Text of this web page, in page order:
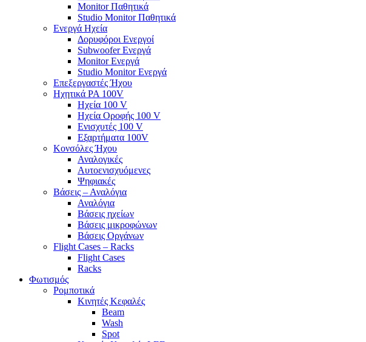
Monitor Παθητικά
Studio Monitor Παθητικά
Ενεργά Ηχεία
Δορυφόροι Ενεργοί
Subwoofer Ενεργά
Monitor Ενεργά
Studio Monitor Ενεργά
Επεξεργαστές Ήχου
Ηχητικά PA 100V
Ηχεία 100 V
Ηχεία Οροφής 100 V
Ενισχυτές 100 V
Εξαρτήματα 100V
Κονσόλες Ήχου
Αναλογικές
Αυτοενισχυόμενες
Ψηφιακές
Βάσεις – Αναλόγια
Αναλόγια
Βάσεις ηχείων
Βάσεις μικροφώνων
Βάσεις Οργάνων
Flight Cases – Racks
Flight Cases
Racks
Φωτισμός
Ρομποτικά
Κινητές Κεφαλές
Beam
Wash
Spot